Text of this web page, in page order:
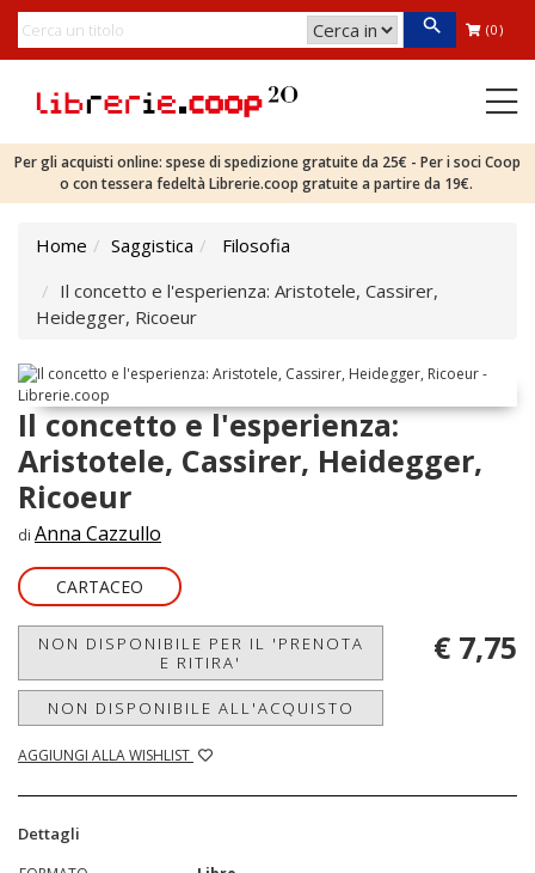
(0)
Per gli acquisti online: spese di spedizione gratuite da 25€ - Per i soci Coop
o con tessera fedeltà Librerie.coop gratuite a partire da 19€.
Home Saggistica
Filosofia
Il concetto e l'esperienza: Aristotele, Cassirer,
Heidegger, Ricoeur
Il concetto e l'esperienza:
Aristotele, Cassirer, Heidegger,
Ricoeur
di Anna Cazzullo
CARTACEO
NON DISPONIBILE PER IL 'PRENOTA
E RITIRA'
NON DISPONIBILE ALL'ACQUISTO
AGGIUNGI ALLA WISHLIST
€ 7,75
Dettagli